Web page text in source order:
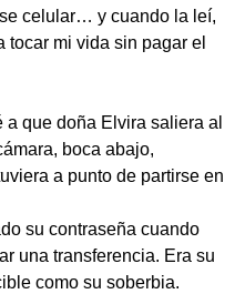
celular… y cuando la leí,
mi vida sin pagar el
que doña Elvira saliera al
boca abajo,
a punto de partirse en
su contraseña cuando
una transferencia. Era su
como su soberbia.